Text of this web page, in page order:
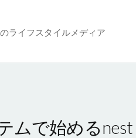
ライフスタイルメディア
ムで始める